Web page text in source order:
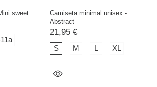
sweet
Camiseta minimal unisex -
Abstract
21,95 €
S M L XL